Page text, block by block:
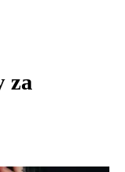
za